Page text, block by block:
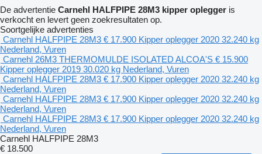
De advertentie Carnehl HALFPIPE 28M3 kipper oplegger is
verkocht en levert geen zoekresultaten op.
Soortgelijke advertenties
Carnehl HALFPIPE 28M3 € 17.900 Kipper oplegger 2020 32.240 kg
Nederland, Vuren
Carnehl 26M3 THERMOMULDE ISOLATED ALCOA'S € 15.900
Kipper oplegger 2019 30.020 kg Nederland, Vuren
Carnehl HALFPIPE 28M3 € 17.900 Kipper oplegger 2020 32.240 kg
Nederland, Vuren
Carnehl HALFPIPE 28M3 € 17.900 Kipper oplegger 2020 32.240 kg
Nederland, Vuren
Carnehl HALFPIPE 28M3 € 17.900 Kipper oplegger 2020 32.240 kg
Nederland, Vuren
Carnehl HALFPIPE 28M3
€ 18.500